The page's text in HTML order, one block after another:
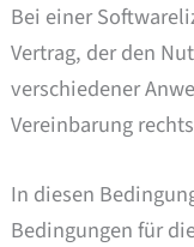
Bei einer
Vertrag, der den
verschiedener
Vereinbarung
In diesen
Bedingungen für